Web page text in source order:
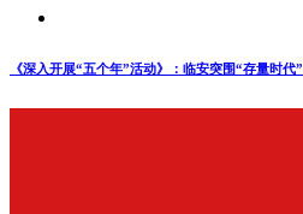
《深入开展“五个年”活动》：临安突围“存量时代”